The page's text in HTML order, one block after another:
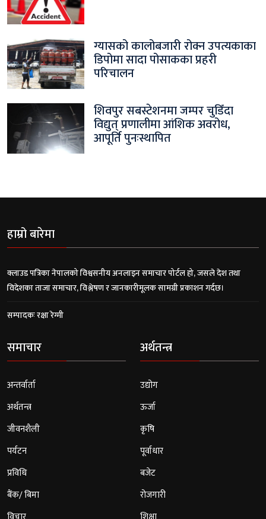
ग्यासको कालोबजारी रोक्न उपत्यकाका
डिपोमा सादा पोसाकका प्रहरी
परिचालन
शिवपुर सबस्टेशनमा जम्पर चुडिँदा
विद्युत् प्रणालीमा आंशिक अवरोध,
आपूर्ति पुनःस्थापित
हाम्रो बारेमा
क्लाउड पत्रिका नेपालको विश्वसनीय अनलाइन समाचार पोर्टल हो, जसले देश तथा
विदेशका ताजा समाचार, विश्लेषण र जानकारीमूलक सामग्री प्रकाशन गर्दछ।
सम्पादकः रक्षा रेग्मी
समाचार
अन्तर्वार्ता
अर्थतन्त्र
जीवनशैली
पर्यटन
प्रविधि
बैंक/ बिमा
अर्थतन्त्र
उद्योग
ऊर्जा
कृषि
पूर्वाधार
बजेट
रोजगारी